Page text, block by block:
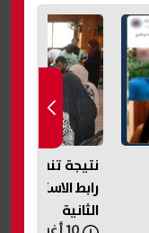
رابط الاستعلام
الثانية